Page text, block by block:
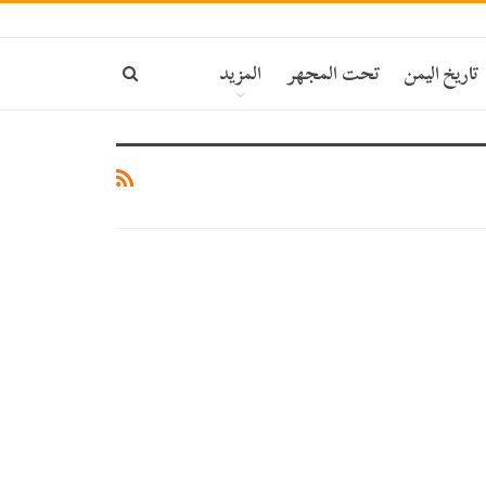
تاريخ اليمن تحت المجهر المزيد